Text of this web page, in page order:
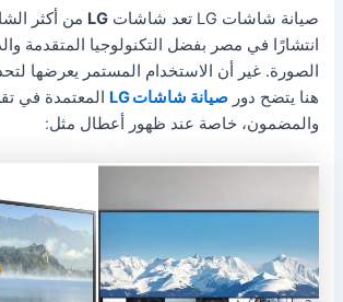
صيانة شاشات LG تعد شاشات LG من أكثر
انتشارًا في مصر بفضل التكنولوجيا المتقدمة
الصورة. غير أن الاستخدام المستمر يعرضها
هنا يتضح دورصيانة شاشات LG
المعتمدة في
والمضمون، خاصة عند ظهور أعطال مثل: